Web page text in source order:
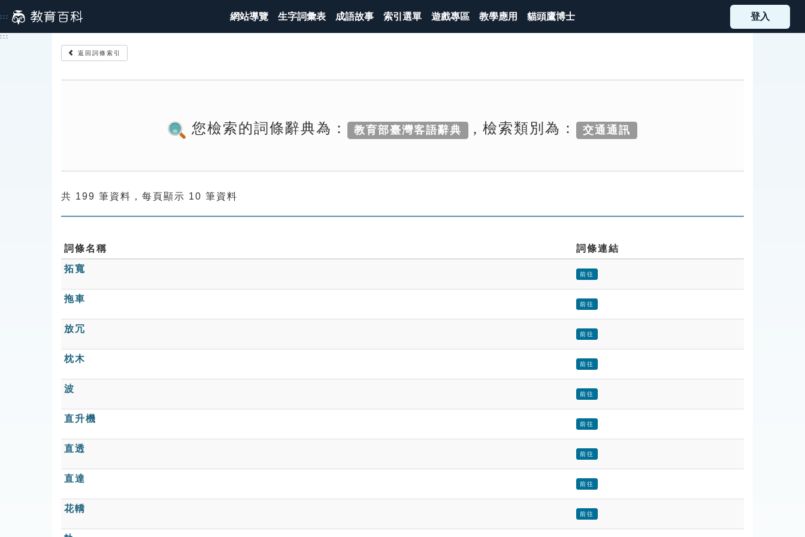
到
主
::: 網站導覽 生字詞彙表 成語故事 索引選單 遊戲專區 教學應用 貓頭鷹博士 登入
:::
返回詞條索引
您檢索的詞條辭典為： 教育部臺灣客語辭典 , 檢索類別為： 交通通訊
共 199 筆資料，每頁顯示 10 筆資料
詞條名稱
詞條連結
拓寬
前往
拖車
前往
放冗
前往
枕木
前往
波
前往
直升機
前往
直透
前往
直達
前往
花轎
前往